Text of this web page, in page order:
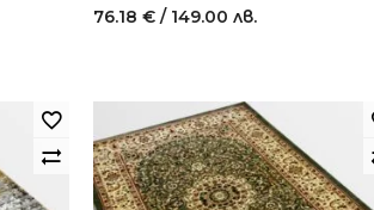
€
76.18 € / 149.00 лв.